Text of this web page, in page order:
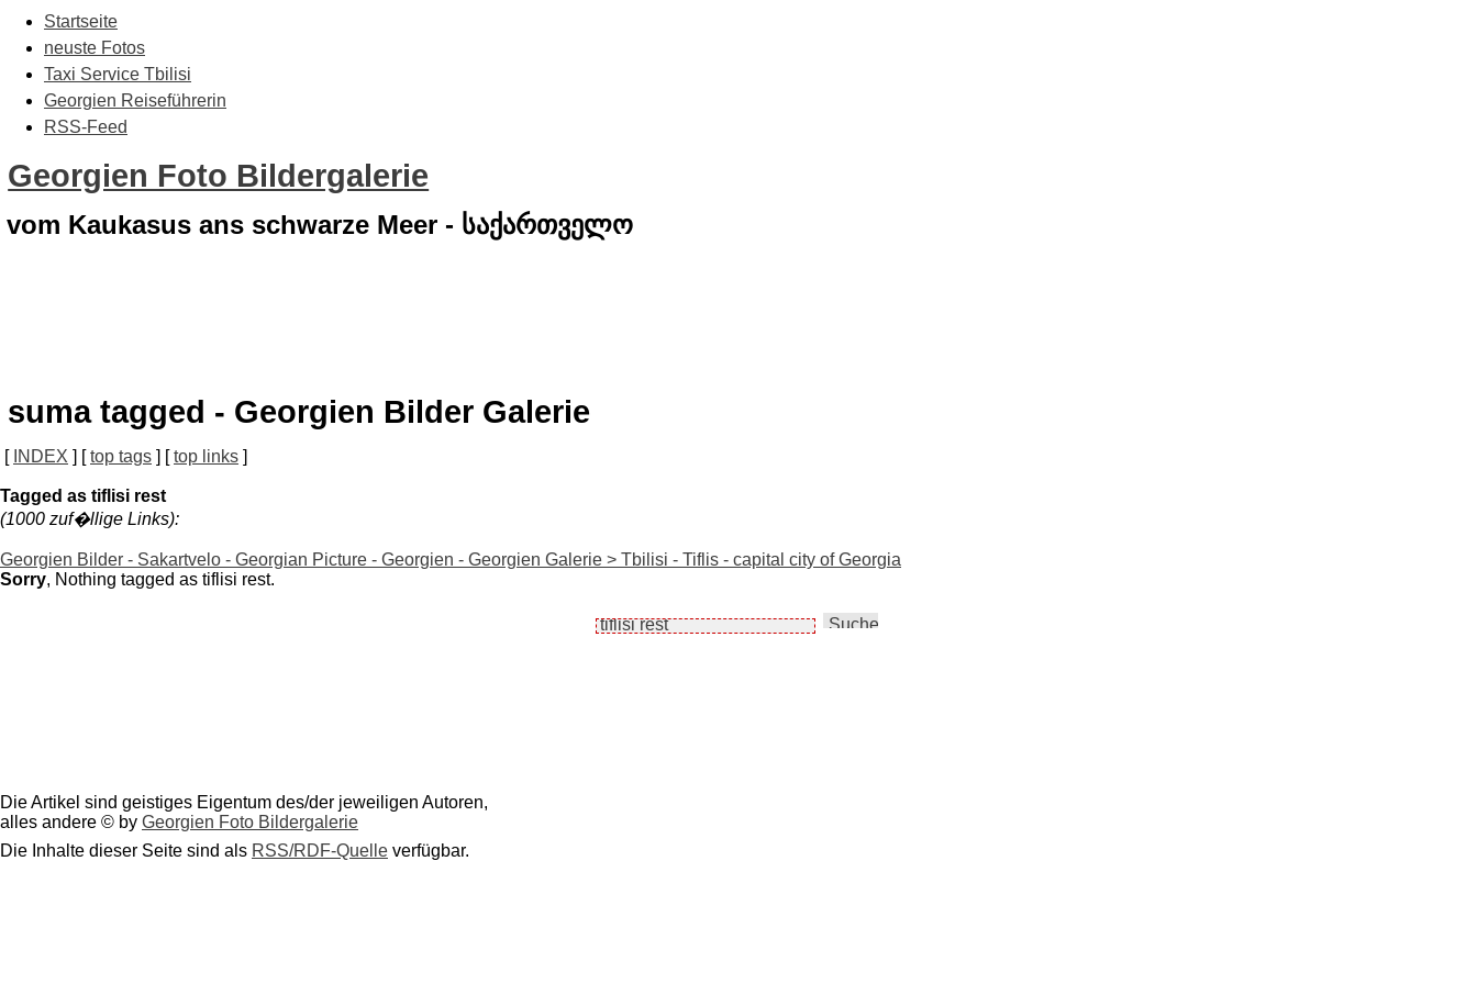
Startseite
neuste Fotos
Taxi Service Tbilisi
Georgien Reiseführerin
RSS-Feed
Georgien Foto Bildergalerie
vom Kaukasus ans schwarze Meer - საქართველო
suma tagged - Georgien Bilder Galerie
[ INDEX ] [top tags ] [top links ]
Tagged as tiflisi rest
(1000 zuf�llige Links):
Georgien Bilder - Sakartvelo - Georgian Picture - Georgien - Georgien Galerie > Tbilisi - Tiflis - capital city of Georgia
Sorry, Nothing tagged as tiflisi rest.
Die Artikel sind geistiges Eigentum des/der jeweiligen Autoren,
alles andere © by Georgien Foto Bildergalerie
Die Inhalte dieser Seite sind als RSS/RDF-Quelle verfügbar.